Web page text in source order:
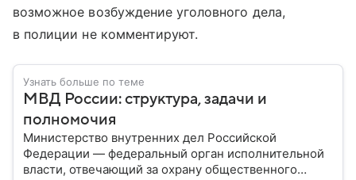
возможное возбуждение уголовного дела,
в полиции не комментируют.
Узнать больше по теме
МВД России: структура, задачи и
полномочия
Министерство внутренних дел Российской
Федерации — федеральный орган исполнительной
власти, отвечающий за охрану общественного